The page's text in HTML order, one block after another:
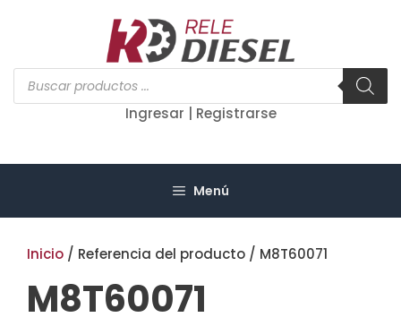
Búsqueda
de
productos
Ingresar | Registrarse
Menú
Inicio / Referencia del producto / M8T60071
M8T60071